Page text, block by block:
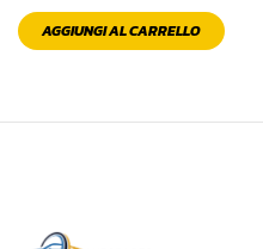
AGGIUNGI AL CARRELLO